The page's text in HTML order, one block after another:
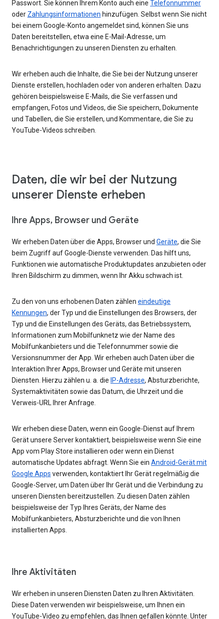
Passwort. Sie können Ihrem Konto auch eine Telefonnummer
oder Zahlungsinformationen hinzufügen. Selbst wenn Sie nicht
bei einem Google-Konto angemeldet sind, können Sie uns
Daten bereitstellen, etwa eine E-Mail-Adresse, um
Benachrichtigungen zu unseren Diensten zu erhalten.
Wir erheben auch die Inhalte, die Sie bei der Nutzung unserer
Dienste erstellen, hochladen oder von anderen erhalten. Dazu
gehören beispielsweise E-Mails, die Sie verfassen und
empfangen, Fotos und Videos, die Sie speichern, Dokumente
und Tabellen, die Sie erstellen, und Kommentare, die Sie zu
YouTube-Videos schreiben.
Daten, die wir bei der Nutzung
unserer Dienste erheben
Ihre Apps, Browser und Geräte
Wir erheben Daten über die Apps, Browser und Geräte, die Sie
beim Zugriff auf Google-Dienste verwenden. Das hilft uns,
Funktionen wie automatische Produktupdates anzubieten oder
Ihren Bildschirm zu dimmen, wenn Ihr Akku schwach ist.
Zu den von uns erhobenen Daten zählen eindeutige
Kennungen, der Typ und die Einstellungen des Browsers, der
Typ und die Einstellungen des Geräts, das Betriebssystem,
Informationen zum Mobilfunknetz wie der Name des
Mobilfunkanbieters und die Telefonnummer sowie die
Versionsnummer der App. Wir erheben auch Daten über die
Interaktion Ihrer Apps, Browser und Geräte mit unseren
Diensten. Hierzu zählen u. a. die IP-Adresse, Absturzberichte,
Systemaktivitäten sowie das Datum, die Uhrzeit und die
Verweis-URL Ihrer Anfrage.
Wir erheben diese Daten, wenn ein Google-Dienst auf Ihrem
Gerät unsere Server kontaktiert, beispielsweise wenn Sie eine
App vom Play Store installieren oder wenn ein Dienst
automatische Updates abfragt. Wenn Sie ein Android-Gerät mit
Google Apps verwenden, kontaktiert Ihr Gerät regelmäßig die
Google-Server, um Daten über Ihr Gerät und die Verbindung zu
unseren Diensten bereitzustellen. Zu diesen Daten zählen
beispielsweise der Typ Ihres Geräts, der Name des
Mobilfunkanbieters, Absturzberichte und die von Ihnen
installierten Apps.
Ihre Aktivitäten
Wir erheben in unseren Diensten Daten zu Ihren Aktivitäten.
Diese Daten verwenden wir beispielsweise, um Ihnen ein
YouTube-Video zu empfehlen, das Ihnen gefallen könnte. Unter